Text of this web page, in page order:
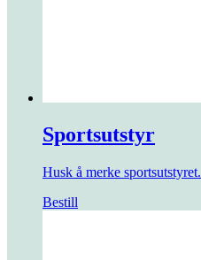
Sportsutstyr
Husk å merke sportsutstyret.
Bestill